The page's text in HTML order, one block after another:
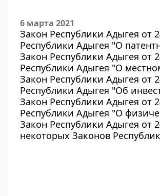
6 марта 2021
Закон Республики Адыгея от
Республики Адыгея "О
Закон Республики Адыгея от
Республики Адыгея "О
Закон Республики Адыгея от
Республики Адыгея "Об
Закон Республики Адыгея от
Республики Адыгея "О
Закон Республики Адыгея от
некоторых Законов